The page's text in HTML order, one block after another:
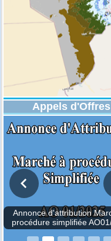
Appels d'Offres